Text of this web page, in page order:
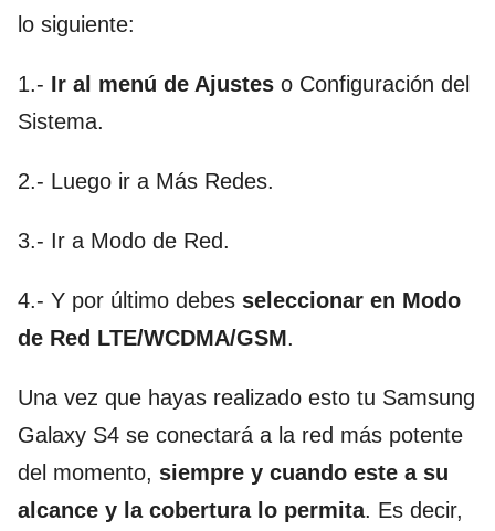
lo siguiente:
1.- Ir al menú de Ajustes o Configuración del
Sistema.
2.- Luego ir a Más Redes.
3.- Ir a Modo de Red.
4.- Y por último debes seleccionar en Modo
de Red LTE/WCDMA/GSM.
Una vez que hayas realizado esto tu Samsung
Galaxy S4 se conectará a la red más potente
del momento, siempre y cuando este a su
alcance y la cobertura lo permita. Es decir,